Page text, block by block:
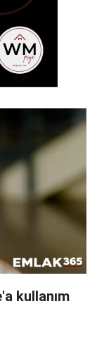
kullanım